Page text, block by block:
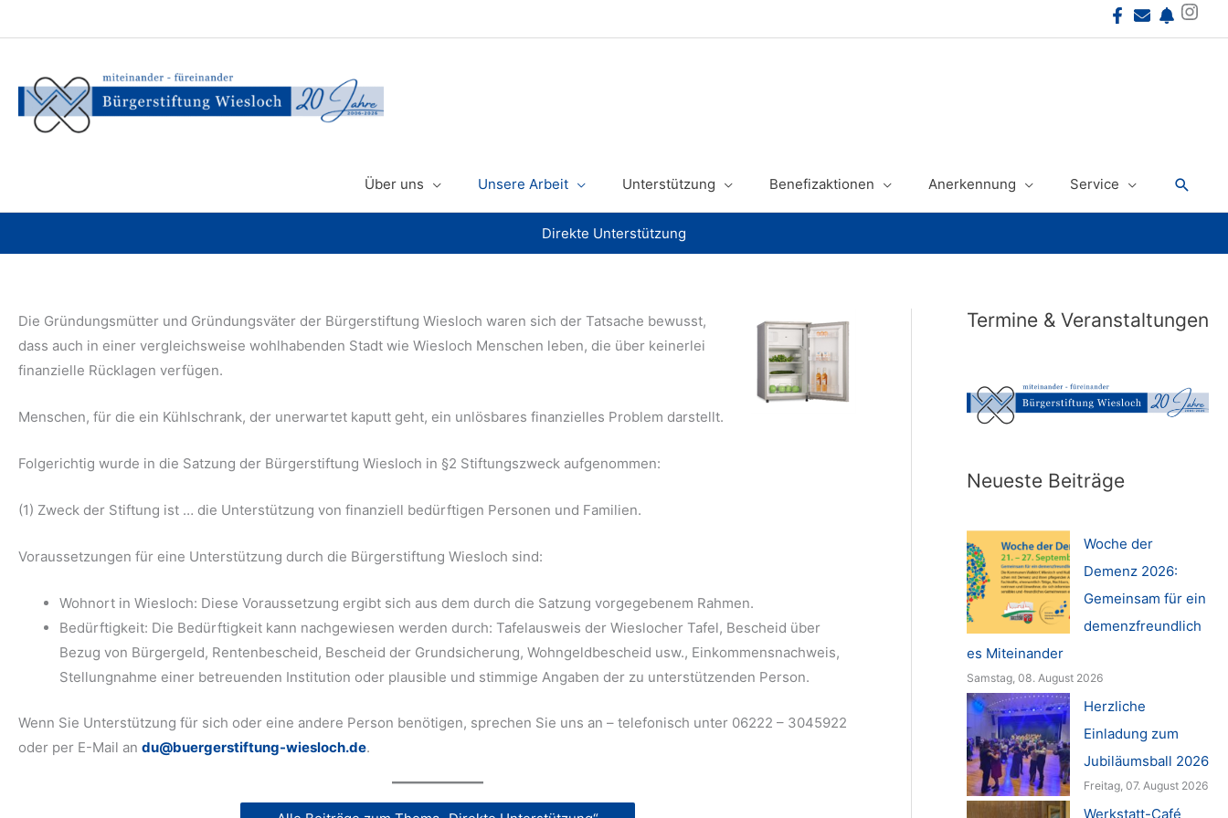
Inhalt
Instagram
Über uns Unsere Arbeit Unterstützung Benefizaktionen Anerkennung Service
Direkte Unterstützung
Die Gründungsmütter und Gründungsväter der Bürgerstiftung Wiesloch waren sich der Tatsache bewusst,
dass auch in einer vergleichsweise wohlhabenden Stadt wie Wiesloch Menschen leben, die über keinerlei
finanzielle Rücklagen verfügen.
Menschen, für die ein Kühlschrank, der unerwartet kaputt geht, ein unlösbares finanzielles Problem darstellt.
Folgerichtig wurde in die Satzung der Bürgerstiftung Wiesloch in §2 Stiftungszweck aufgenommen:
(1) Zweck der Stiftung ist … die Unterstützung von finanziell bedürftigen Personen und Familien.
Voraussetzungen für eine Unterstützung durch die Bürgerstiftung Wiesloch sind:
Wohnort in Wiesloch: Diese Voraussetzung ergibt sich aus dem durch die Satzung vorgegebenem Rahmen.
Bedürftigkeit: Die Bedürftigkeit kann nachgewiesen werden durch: Tafelausweis der Wieslocher Tafel, Bescheid über
Bezug von Bürgergeld, Rentenbescheid, Bescheid der Grundsicherung, Wohngeldbescheid usw., Einkommensnachweis,
Stellungnahme einer betreuenden Institution oder plausible und stimmige Angaben der zu unterstützenden Person.
Wenn Sie Unterstützung für sich oder eine andere Person benötigen, sprechen Sie uns an – telefonisch unter 06222 – 3045922
oder per E-Mail an du@buergerstiftung-wiesloch.de.
Termine & Veranstaltungen
Neueste Beiträge
Woche der
Demenz 2026:
Gemeinsam für ein
demenzfreundlich
es Miteinander
Samstag, 08. August 2026
Herzliche
Einladung zum
Jubiläumsball 2026
Freitag, 07. August 2026
Werkstatt-Café